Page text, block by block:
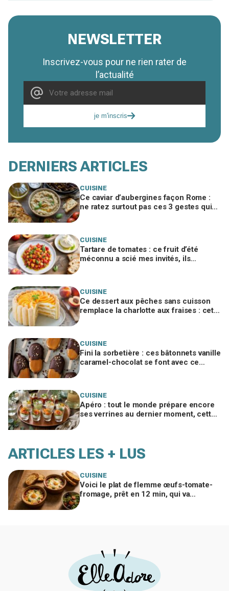
NEWSLETTER
Inscrivez-vous pour ne rien rater de
l’actualité
je m'inscris
DERNIERS ARTICLES
CUISINE
Ce caviar d’aubergines façon Rome :
ne ratez surtout pas ces 3 gestes qui
CUISINE
Tartare de tomates : ce fruit d’été
méconnu a scié mes invités, ils
CUISINE
Ce dessert aux pêches sans cuisson
remplace la charlotte aux fraises : cette
CUISINE
Fini la sorbetière : ces bâtonnets vanille
caramel-chocolat se font avec ce
CUISINE
Apéro : tout le monde prépare encore
ses verrines au dernier moment, cette
ARTICLES LES + LUS
CUISINE
Voici le plat de flemme œufs-tomate-
fromage, prêt en 12 min, qui va